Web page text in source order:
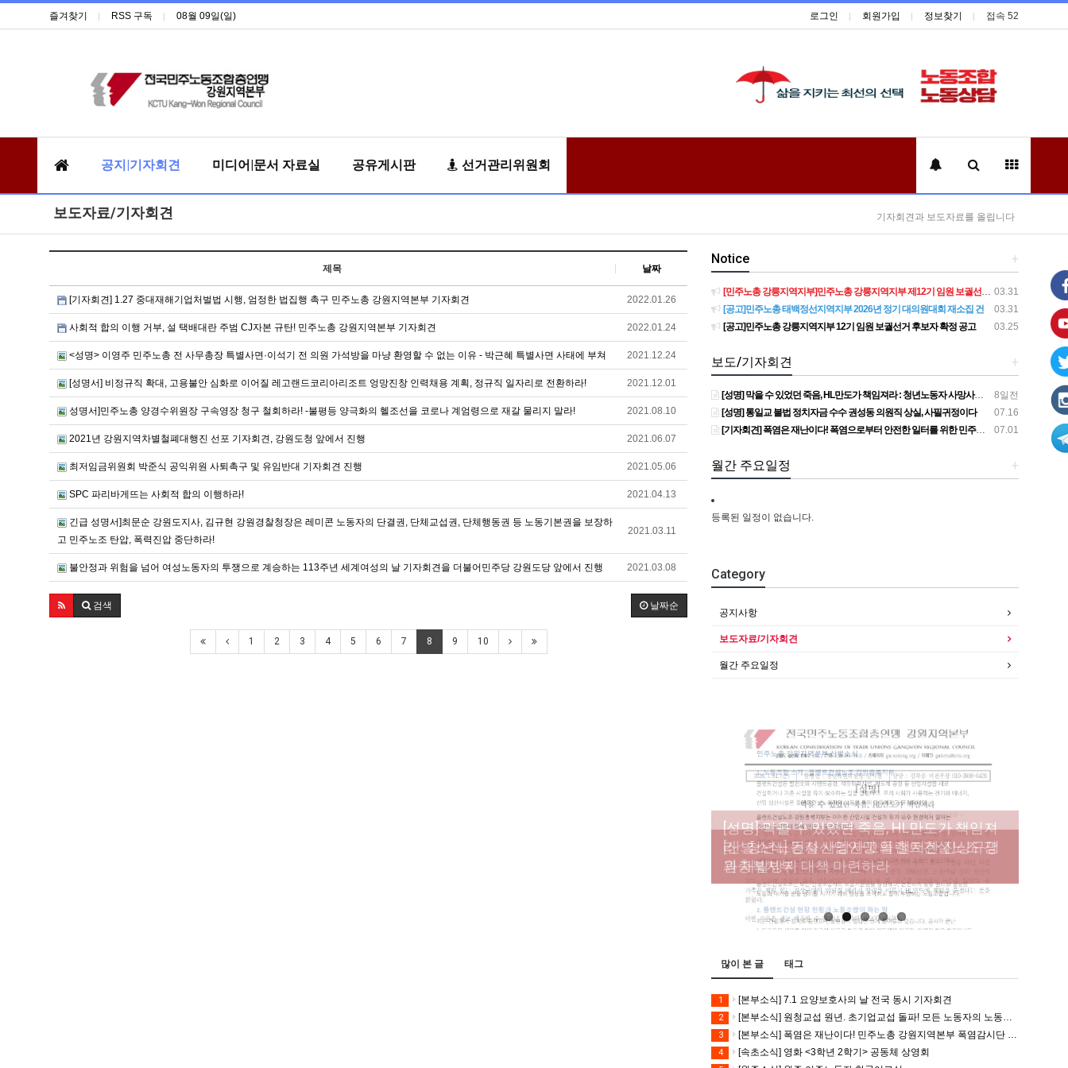
즐겨찾기 RSS 구독 08월 09일(일) 로그인 회원가입 정보찾기 접속 52
공지|기자회견 미디어|문서 자료실 공유게시판 선거관리위원회
보도자료/기자회견 기자회견과 보도자료를 올립니다
제목 날짜
[기자회견] 1.27 중대재해기업처벌법 시행, 엄정한 법집행 촉구 민주노총 강원지역본부 기자회견 2022.01.26
사회적 합의 이행 거부, 설 택배대란 주범 CJ자본 규탄! 민주노총 강원지역본부 기자회견 2022.01.24
<성명> 이영주 민주노총 전 사무총장 특별사면·이석기 전 의원 가석방을 마냥 환영할 수 없는 이유 - 박근혜 특별사면 사태에 부쳐 2021.12.24
[성명서] 비정규직 확대, 고용불안 심화로 이어질 레고랜드코리아리조트 엉망진창 인력채용 계획, 정규직 일자리로 전환하라! 2021.12.01
성명서]민주노총 양경수위원장 구속영장 청구 철회하라! -불평등 양극화의 헬조선을 코로나 계엄령으로 재갈 물리지 말라! 2021.08.10
2021년 강원지역차별철폐대행진 선포 기자회견, 강원도청 앞에서 진행 2021.06.07
최저임금위원회 박준식 공익위원 사퇴촉구 및 유임반대 기자회견 진행 2021.05.06
SPC 파리바게뜨는 사회적 합의 이행하라! 2021.04.13
긴급 성명서]최문순 강원도지사, 김규현 강원경찰청장은 레미콘 노동자의 단결권, 단체교섭권, 단체행동권 등 노동기본권을 보장하
고 민주노조 탄압, 폭력진압 중단하라!
2021.03.11
불안정과 위험을 넘어 여성노동자의 투쟁으로 계승하는 113주년 세계여성의 날 기자회견을 더불어민주당 강원도당 앞에서 진행 2021.03.08
날짜순
검색
1 2 3 4 5 6 7 8 9 10
+
Notice
03.31
[민주노총 강릉지역지부]민주노총 강릉지역지부 제12기 임원 보궐선거결과 공고
03.31
[공고]민주노총 태백정선지역지부 2026년 정기 대의원대회 재소집 건
03.25
[공고]민주노총 강릉지역지부 12기 임원 보궐선거 후보자 확정 공고
+
보도/기자회견
8일전
[성명] 막을 수 있었던 죽음, HL만도가 책임져라 : 청년노동자 사망사고의 철저한 진상규명과 재발방지 대책 마련하라
07.16
[성명] 통일교 불법 정치자금 수수 권성동 의원직 상실, 사필귀정이다
07.01
[기자회견] 폭염은 재난이다! 폭염으로부터 안전한 일터를 위한 민주노총 강원지역본부 폭염감시단 선포 기자회견
+
월간 주요일정
등록된 일정이 없습니다.
Category
공지사항
보도자료/기자회견
월간 주요일정
[성명] 막을 수 있었던 죽음, HL만도가 책임져
라 : 청년노동자 사망사고의 철저한 진상규명
과 재발방지 대책 마련하라
[산별소식] 건설산업연맹 플랜트건설노조 강
원충북지부
[강릉,속초,원주,춘천] 폭염감시단 사업 이모저
모
[조합원☆인터뷰] 서비스연맹 전국학교비정
규직노동조합 강원지부 김유미 춘천지회장
[본부소식] 강원지역 노동자 합창단 모임
많이 본 글 태그
1 [본부소식] 7.1 요양보호사의 날 전국 동시 기자회견
2 [본부소식] 원청교섭 원년. 초기업교섭 돌파! 모든 노동자의 노동기본권 쟁취! 민주노총 7.15 총파업대회
3 [본부소식] 폭염은 재난이다! 민주노총 강원지역본부 폭염감시단 선포 기자회견
4 [속초소식] 영화 <3학년 2학기> 공동체 상영회